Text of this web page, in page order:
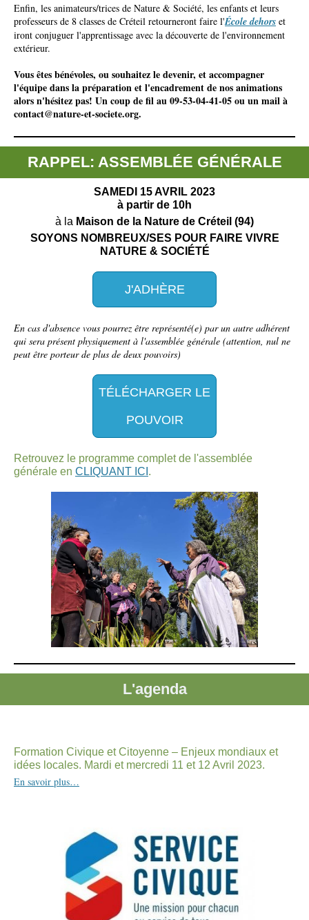
Enfin, les animateurs/trices de Nature & Société, les enfants et leurs
professeurs de 8 classes de Créteil retourneront faire l'École dehors et
iront conjuguer l'apprentissage avec la découverte de l'environnement
extérieur.
Vous êtes bénévoles, ou souhaitez le devenir, et accompagner
l'équipe dans la préparation et l'encadrement de nos animations
alors n'hésitez pas! Un coup de fil au09-53-04-41-05 ou un mail à
contact@nature-et-societe.org.
RAPPEL: ASSEMBLÉE GÉNÉRALE
SAMEDI 15 AVRIL 2023
à partir de 10h
à la Maison de la Nature de Créteil (94)
SOYONS NOMBREUX/SES POUR FAIRE VIVRE
NATURE & SOCIÉTÉ
J'ADHÈRE
En cas d'absence vous pourrez être représenté(e) par un autre adhérent
qui sera présent physiquement à l'assemblée générale (attention, nul ne
peut être porteur de plus de deux pouvoirs)
TÉLÉCHARGER LE
POUVOIR
Retrouvez le programme complet de l'assemblée
générale en CLIQUANT ICI .
L'agenda
Formation Civique et Citoyenne – Enjeux mondiaux et
idées locales. Mardi et mercredi 11 et 12 Avril 2023.
En savoir plus…